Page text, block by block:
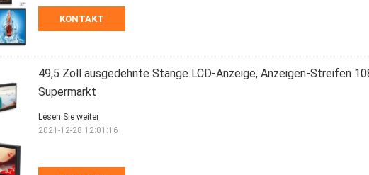
KONTAKT
49,5 Zoll ausgedehnte Stange LCD-Anzeige, Anzeigen-Streifen
Supermarkt
Lesen Sie weiter
2021-12-28 12:01:16